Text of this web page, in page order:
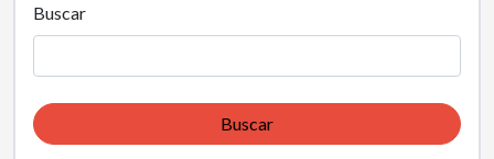
Buscar
Buscar